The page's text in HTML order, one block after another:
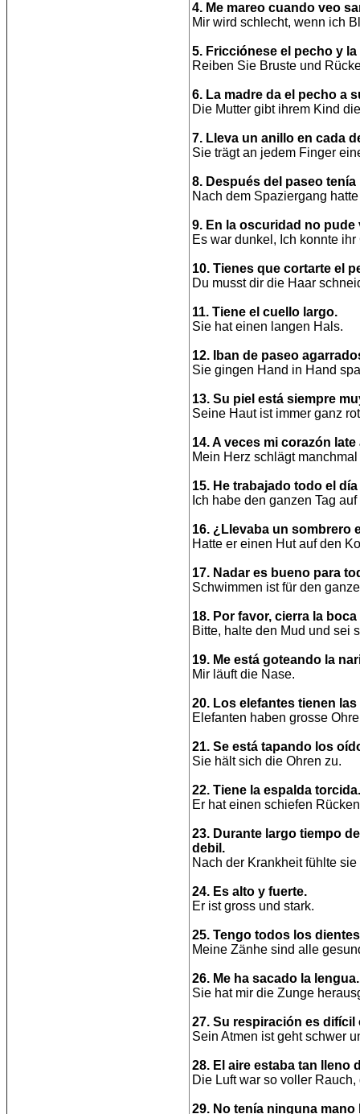
4. Me mareo cuando veo
Mir wird schlecht, wenn ich
5. Fricciónese el pecho y
Reiben Sie Bruste und
6. La madre da el pecho a
Die Mutter gibt ihrem Kind
7. Lleva un anillo en cada
Sie trägt an jedem Finger
8. Después del paseo
Nach dem Spaziergang
9. En la oscuridad no pude
Es war dunkel, Ich konnte
10. Tienes que cortarte el
Du musst dir die Haar
11. Tiene el cuello largo.
Sie hat einen langen Hals.
12. Iban de paseo
Sie gingen Hand in Hand
13. Su piel está siempre
Seine Haut ist immer ganz
14. A veces mi corazón
Mein Herz schlägt
15. He trabajado todo el
Ich habe den ganzen Tag
16. ¿Llevaba un sombrero
Hatte er einen Hut auf den
17. Nadar es bueno para
Schwimmen ist für den
18. Por favor, cierra la boca
Bitte, halte den Mud und sei
19. Me está goteando la
Mir läuft die Nase.
20. Los elefantes tienen
Elefanten haben grosse
21. Se está tapando los
Sie hält sich die Ohren zu.
22. Tiene la espalda torcida.
Er hat einen schiefen
23. Durante largo tiempo
debil.
Nach der Krankheit fühlte
24. Es alto y fuerte.
Er ist gross und stark.
25. Tengo todos los
Meine Zänhe sind alle
26. Me ha sacado la lengua.
Sie hat mir die Zunge
27. Su respiración es difícil
Sein Atmen ist geht schwer
28. El aire estaba tan lleno
Die Luft war so voller
29. No tenía ninguna